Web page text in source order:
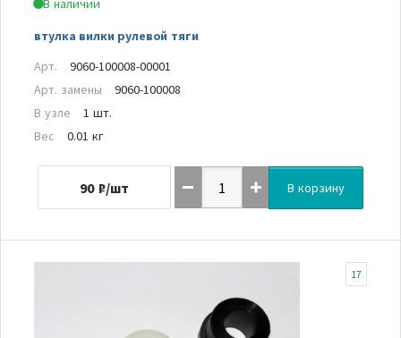
В наличии
втулка вилки рулевой тяги
Арт.
9060-100008-00001
Арт. замены
9060-100008
В узле
1 шт.
Вес
0.01 кг
90 ₽/шт В корзину
17